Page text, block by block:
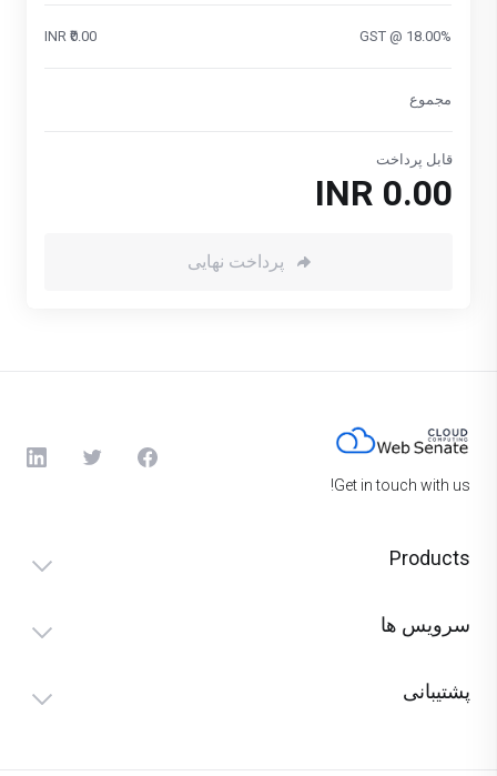
GST @ 18.00%
₹0.00 INR
مجموع
قابل پرداخت
₹0.00 INR
پرداخت نهایی
Get in touch with us!
Products
سرویس ها
پشتیبانی